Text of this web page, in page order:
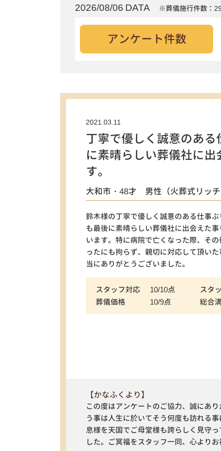
2026/08/06 DATA ※葬儀施行件数：
アンケート件数
2021.03.11
丁寧で優しく誠意のあ
に素晴らしい葬儀社に
す。
大和市・48才 男性（火葬式リッ
鈴木様の丁寧で優しく誠意のある仕事
も最後に素晴らしい葬儀社に出会えた
います。特に病院で亡くなった際、そ
ったにも拘らず、親切に対応して頂い
当にありがとうございました。
スタッフ対応 10/10点
スタ
葬儀価格
10/9点 総合
【かなふくより】
この度はアンケートのご協力、誠にあ
う事は人生に於いてそう何度も訪れる
息様を天国でご母堂様も誇らしく見守
した。ご冥福をスタッフ一同、心より